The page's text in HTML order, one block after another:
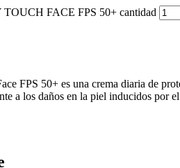
FACE FPS 50+ cantidad
FPS 50+ es una crema diaria de
a los daños en la piel inducidos por